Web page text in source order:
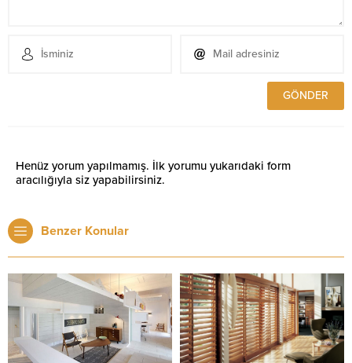
Henüz yorum yapılmamış. İlk yorumu yukarıdaki form
aracılığıyla siz yapabilirsiniz.
Benzer Konular